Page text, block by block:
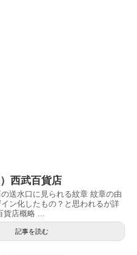
西武百貨店
の送水口に見られる紋章 紋章の由
ン化したもの？と思われるが詳
貨店概略 ...
記事を読む